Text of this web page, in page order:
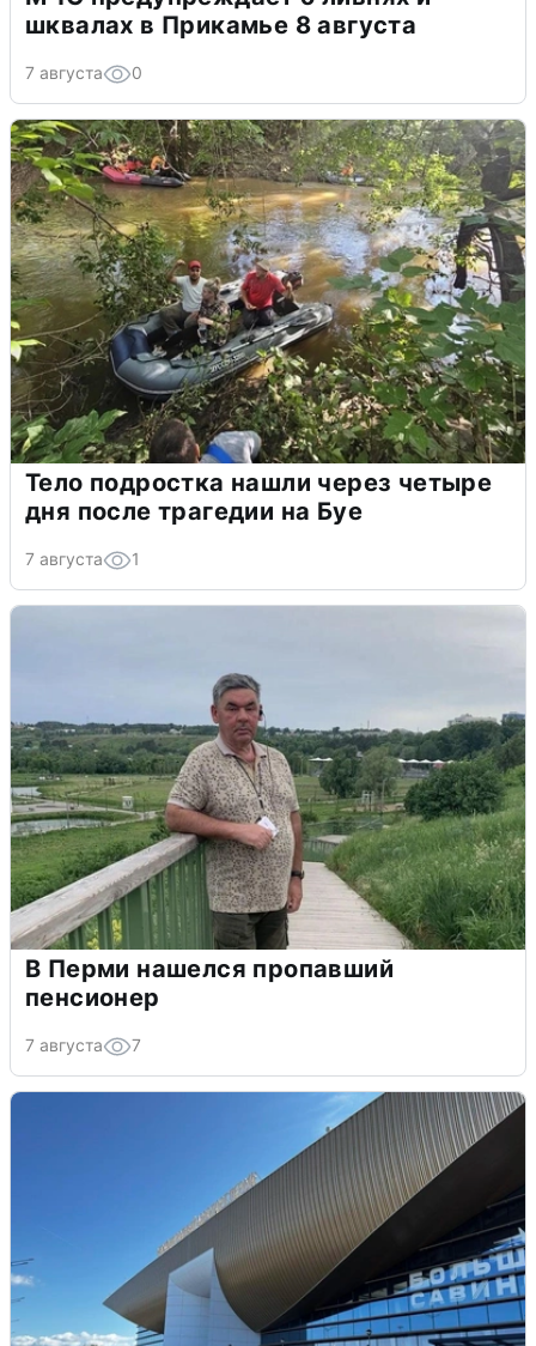
шквалах в Прикамье 8 августа
7 августа 0
Тело подростка нашли через четыре
дня после трагедии на Буе
7 августа 1
В Перми нашелся пропавший
пенсионер
7 августа 7